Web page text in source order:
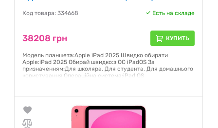
Код товара: 334668 Есть на складе
38208 грн КУПИТЬ
Модель планшета:Apple iPad 2025 Швидко обирати
Apple:iPad 2025 Обирай швидко:з ОС iPadOS За
призначенням:Для школяра, Для студента, Для домашнього
користування Операційна система:iPad OS